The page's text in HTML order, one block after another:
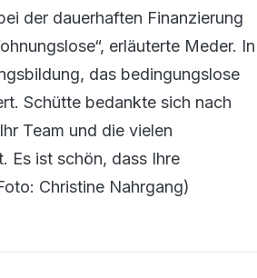
der dauerhaften Finanzierung
erläuterte Meder. In
das bedingungslose
Schütte bedankte sich nach
Team und die vielen
Es ist schön, dass Ihre
Christine Nahrgang)